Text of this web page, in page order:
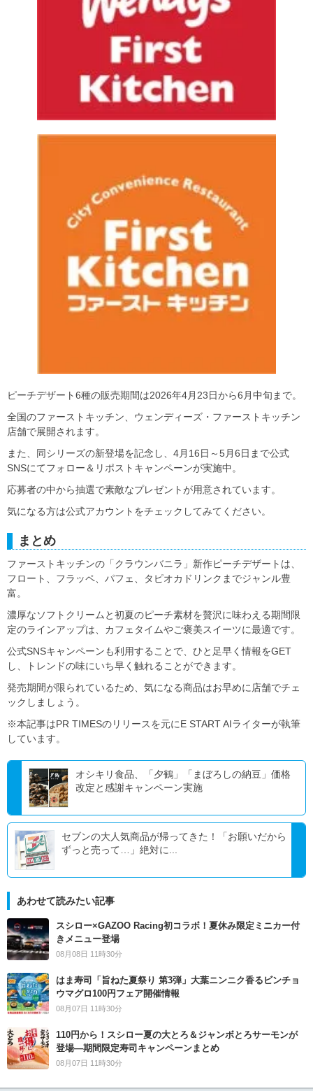
ピーチデザート6種の販売期間は2026年4月23日から6月中旬まで。
全国のファーストキッチン、ウェンディーズ・ファーストキッチン
店舗で展開されます。
また、同シリーズの新登場を記念し、4月16日～5月6日まで公式
SNSにてフォロー＆リポストキャンペーンが実施中。
応募者の中から抽選で素敵なプレゼントが用意されています。
気になる方は公式アカウントをチェックしてみてください。
まとめ
ファーストキッチンの「クラウンバニラ」新作ピーチデザートは、
フロート、フラッペ、パフェ、タピオカドリンクまでジャンル豊
富。
濃厚なソフトクリームと初夏のピーチ素材を贅沢に味わえる期間限
定のラインアップは、カフェタイムやご褒美スイーツに最適です。
公式SNSキャンペーンも利用することで、ひと足早く情報をGET
し、トレンドの味にいち早く触れることができます。
発売期間が限られているため、気になる商品はお早めに店舗でチェ
ックしましょう。
※本記事はPR TIMESのリリースを元にE START AIライターが執筆
しています。
オシキリ食品、「夕鶴」「まぼろしの納豆」価格
改定と感謝キャンペーン実施
セブンの大人気商品が帰ってきた！「お願いだから
ずっと売って…」絶対に...
あわせて読みたい記事
スシロー×GAZOO Racing初コラボ！夏休み限定ミニカー付
きメニュー登場
08月08日 11時30分
はま寿司「旨ねた夏祭り 第3弾」大葉ニンニク香るビンチョ
ウマグロ100円フェア開催情報
08月07日 11時30分
110円から！スシロー夏の大とろ＆ジャンボとろサーモンが
登場―期間限定寿司キャンペーンまとめ
08月07日 11時30分